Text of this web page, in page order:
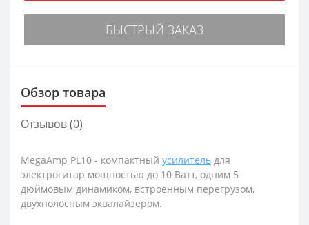
БЫСТРЫЙ ЗАКАЗ
Обзор товара
Отзывов (0)
MegaAmp PL10 - компактный усилитель для
электрогитар мощностью до 10 Ватт, одним 5
дюймовым динамиком, встроенным перегрузом,
двухполосным эквалайзером.